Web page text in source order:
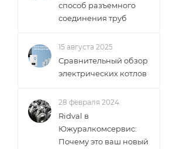
способ разъемного
соединения труб
15 августа 2025
Сравнительный обзор
электрических котлов
28 февраля 2024
Ridval в
Южуралкомсервис:
Почему это ваш новый